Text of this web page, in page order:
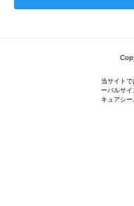
当サイト
ーバルサ
キュアシ